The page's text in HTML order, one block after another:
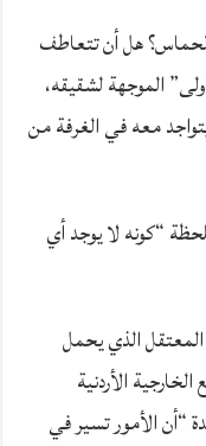
هل أن تتعاطف
الموجهة لشقيقه،
معه في الغرفة من
“كونه لا يوجد أي
الذي يحمل
الأردنية
“أن الأمور تسير في